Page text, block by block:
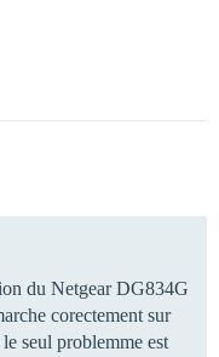
du Netgear DG834G
corectement sur
seul problemme est